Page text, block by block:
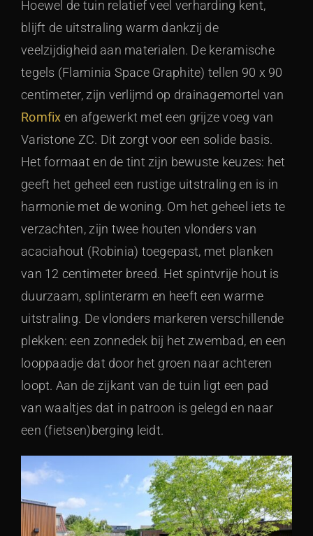
Hoewel de tuin relatief veel verharding kent,
blijft de uitstraling warm dankzij de
veelzijdigheid aan materialen. De keramische
tegels (Flaminia Space Graphite) tellen 90 x 90
centimeter, zijn verlijmd op drainagemortel van
Romfix en afgewerkt met een grijze voeg van
Varistone ZC. Dit zorgt voor een solide basis.
Het formaat en de tint zijn bewuste keuzes: het
geeft het geheel een rustige uitstraling en is in
harmonie met de woning. Om het geheel iets te
verzachten, zijn twee houten vlonders van
acaciahout (Robinia) toegepast, met planken
van 12 centimeter breed. Het spintvrije hout is
duurzaam, splinterarm en heeft een warme
uitstraling. De vlonders markeren verschillende
plekken: een zonnedek bij het zwembad, en een
looppaadje dat door het groen naar achteren
loopt. Aan de zijkant van de tuin ligt een pad
van waaltjes dat in patroon is gelegd en naar
een (fietsen)berging leidt.